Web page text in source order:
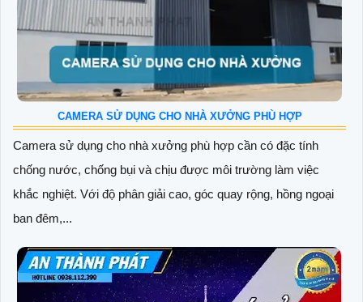
CAMERA SỬ DỤNG CHO NHÀ XƯỞNG PHÙ HỢP
Camera sử dụng cho nhà xưởng phù hợp cần có đặc tính
chống nước, chống bụi và chịu được môi trường làm việc
khắc nghiệt. Với độ phân giải cao, góc quay rộng, hồng ngoại
ban đêm,...